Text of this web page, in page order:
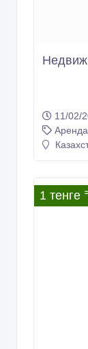
11/02/
1 тенге